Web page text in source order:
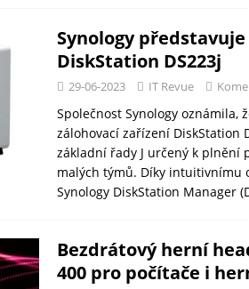
Synology
DiskStation DS223j
29-06-2023 IT Revue
Společnost Synology oznámila,
zálohovací zařízení DiskStation
základní řady J určený k plnění
malých týmů. Díky intuitivnímu
Synology DiskStation Manager
Bezdrátový herní
400 pro počítače i